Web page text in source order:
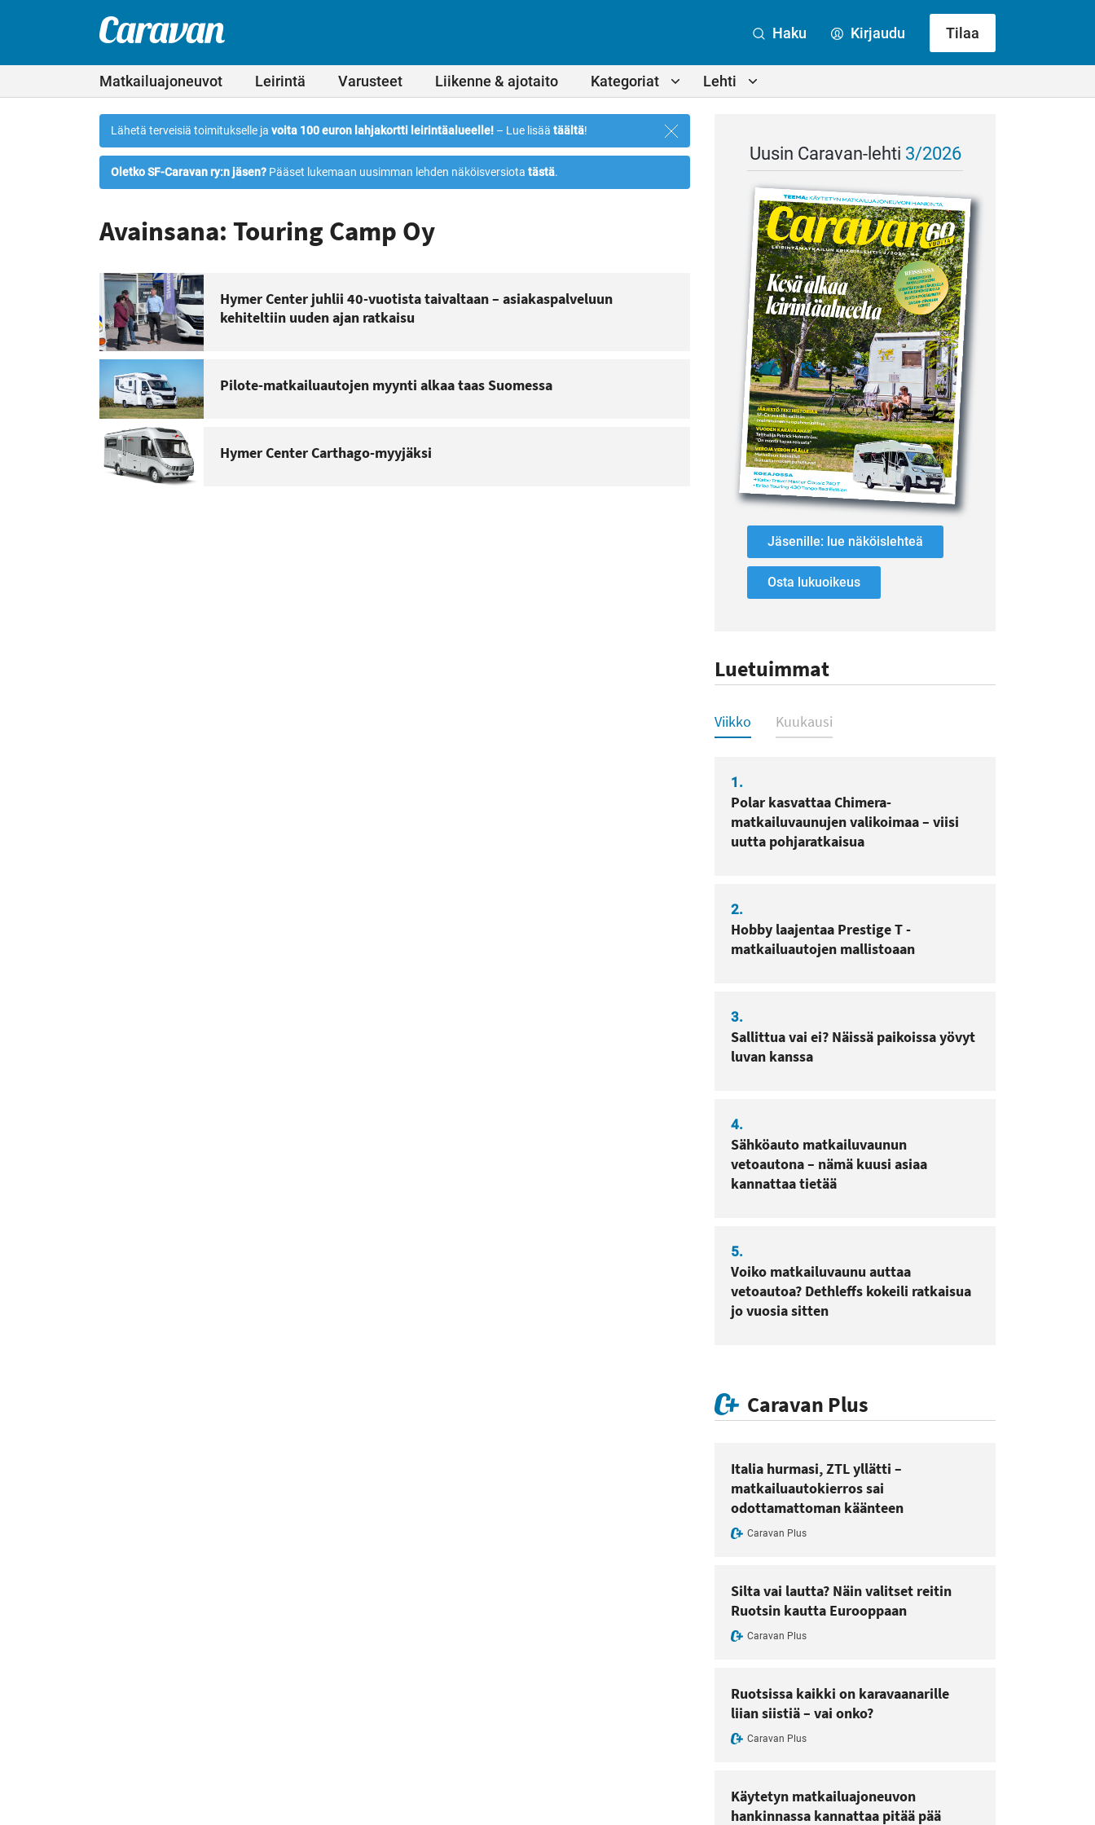
Caravan-
lehti
erikoislehti
Matkailuajoneuvot Leirintä Varusteet Liikenne & ajotaito Kategoriat Lehti
Haku Kirjaudu Tilaa
Lähetä terveisiä toimitukselle ja voita 100 euron lahjakortti leirintäalueelle! – Lue lisää täältä!
Sulje
ilmoitus
Oletko SF-Caravan ry:n jäsen? Pääset lukemaan uusimman lehden näköisversiota tästä.
Avainsana: Touring Camp Oy
Hymer Center juhlii 40-vuotista taivaltaan – asiakaspalveluun
kehiteltiin uuden ajan ratkaisu
Pilote-matkailuautojen myynti alkaa taas Suomessa
Hymer Center Carthago-myyjäksi
Uusin Caravan-lehti 3/2026
Jäsenille: lue näköislehteä
Osta lukuoikeus
Luetuimmat
Luetuimmat
Viikko Kuukausi
1.
Polar kasvattaa Chimera-
matkailuvaunujen valikoimaa – viisi
uutta pohjaratkaisua
2.
Hobby laajentaa Prestige T -
matkailuautojen mallistoaan
3.
Sallittua vai ei? Näissä paikoissa yövyt
luvan kanssa
4.
Sähköauto matkailuvaunun
vetoautona – nämä kuusi asiaa
kannattaa tietää
5.
Voiko matkailuvaunu auttaa
vetoautoa? Dethleffs kokeili ratkaisua
jo vuosia sitten
Caravan Plus
Italia hurmasi, ZTL yllätti –
matkailuautokierros sai
odottamattoman käänteen
Caravan Plus
Silta vai lautta? Näin valitset reitin
Ruotsin kautta Eurooppaan
Caravan Plus
Ruotsissa kaikki on karavaanarille
liian siistiä – vai onko?
Caravan Plus
Käytetyn matkailuajoneuvon
hankinnassa kannattaa pitää pää